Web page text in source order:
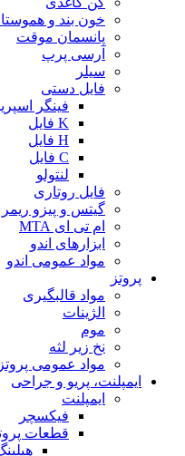
خون بند و
پانسمان موقت
آرسی پرپ
سیلر
فایل دستی
فینگر
K فایل
H فایل
C فایل
لنتولو
فایل روتاری
گیتس و پیزو ریمر
ام تی ای MTA
ابزارهای اندو
مواد عمومی اندو
پروتز
مواد قالبگیری
الژینات
موم
نخ زیر لثه
مواد عمومی پروتز
ایمپلنت، پریو و جراحی
ایمپلنت
فیکسچر
قطعات